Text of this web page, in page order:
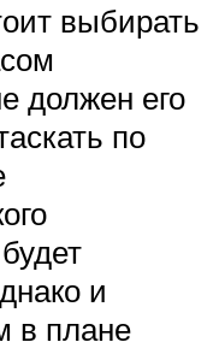
выбирать
должен его
по
и
в плане